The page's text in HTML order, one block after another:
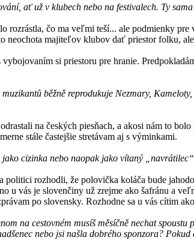
ať už v klubech nebo na festivalech. Ty
čo ma veľmi teší... ale podmienky pre
neochota majiteľov klubov dať priestor folku,
si priestoru pre hranie.
běžně reprodukuje Nezmary,
na českých piesňach, a akosi nám to
stále častejšie stretávam aj s výminkami.
cizinka nebo naopak jako vítaný
politici rozhodli, že polovička koláča bude
u vás je slovenčiny už zrejme ako šafránu a
po slovensky. Rozhodne sa u vás cítim
na cestovném musíš měsíčně nechat
nebo jsi našla dobrého sponzora?